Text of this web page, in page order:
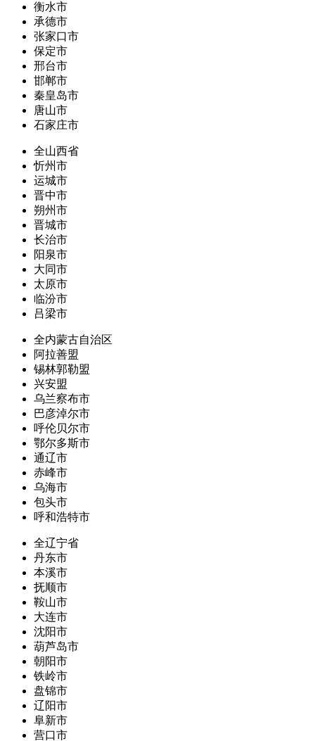
衡水市
承德市
张家口市
保定市
邢台市
邯郸市
秦皇岛市
唐山市
石家庄市
全山西省
忻州市
运城市
晋中市
朔州市
晋城市
长治市
阳泉市
大同市
太原市
临汾市
吕梁市
全内蒙古自治区
阿拉善盟
锡林郭勒盟
兴安盟
乌兰察布市
巴彦淖尔市
呼伦贝尔市
鄂尔多斯市
通辽市
赤峰市
乌海市
包头市
呼和浩特市
全辽宁省
丹东市
本溪市
抚顺市
鞍山市
大连市
沈阳市
葫芦岛市
朝阳市
铁岭市
盘锦市
辽阳市
阜新市
营口市